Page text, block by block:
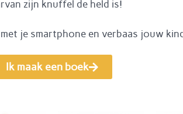
zijn knuffel de held is!
je smartphone en verbaas jouw
Ik maak een boek